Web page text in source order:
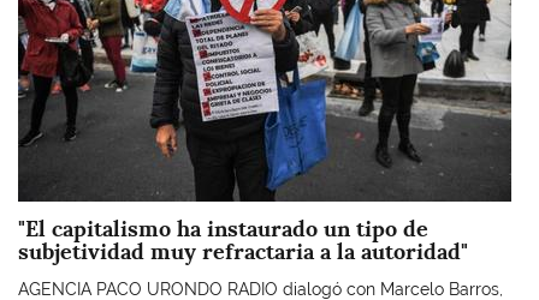
"El capitalismo ha instaurado un tipo de
subjetividad muy refractaria a la autoridad"
AGENCIA PACO URONDO RADIO dialogó con Marcelo Barros,